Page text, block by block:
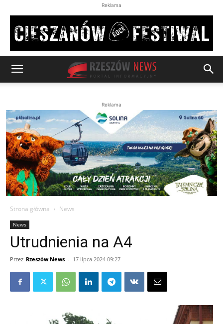
Reklama
Reklama
Strona główna News
News
Utrudnienia na A4
Przez Rzeszów News - 17 lipca 2024 09:27